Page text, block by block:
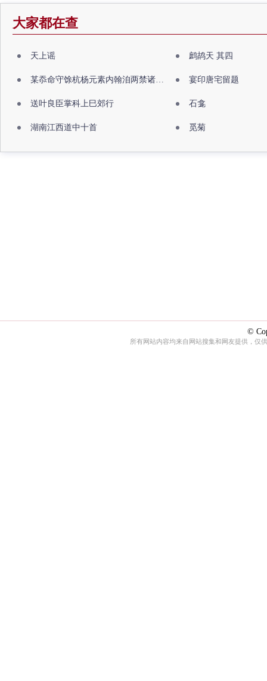
大家都在查
天上谣 鹧鸪天 其四
某忝命守馀杭杨元素内翰洎两禁诸公出祖佛寺 宴印唐宅留题
送叶良臣掌科上巳郊行 石龛
湖南江西道中十首 觅菊
©
所有网站内容均来自网站搜集和网友提供，仅